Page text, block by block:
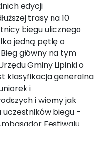
edycji
trasy na 10
biegu ulicznego
jedną pętlę o
główny na tym
Gminy Lipinki o
klasyfikacja generalna
i
i wiemy jak
biegu –
Festiwalu